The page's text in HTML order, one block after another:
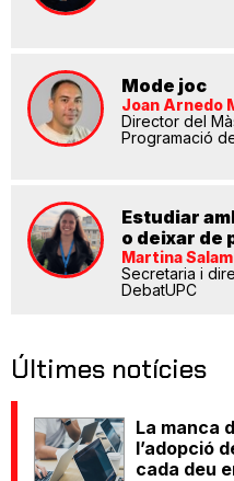
Mode joc
Joan Arnedo
Director del
Programació
Estudiar
o deixar de
Martina
Secretaria i
DebatUPC
Últimes notícies
La manca
l’adopció
cada deu